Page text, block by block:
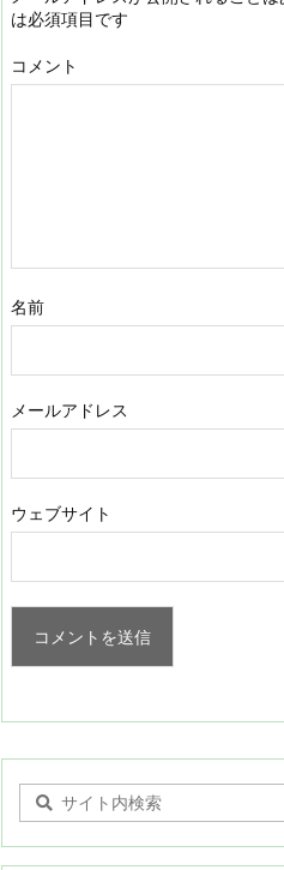
は必須項目です
コメント
名前
メールアドレス
ウェブサイト